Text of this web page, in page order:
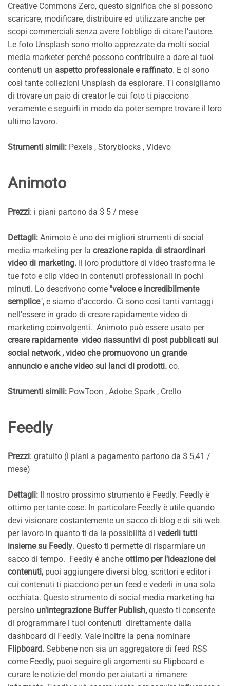
Creative Commons Zero, questo significa che si possono
scaricare, modificare, distribuire ed utilizzare anche per
scopi commerciali senza avere l'obbligo di citare l’autore.
Le foto Unsplash sono molto apprezzate da molti social
media marketer perché possono contribuire a dare ai tuoi
contenuti un aspetto professionale e raffinato. E ci sono
così tante collezioni Unsplash da esplorare. Ti consigliamo
di trovare un paio di creator le cui foto ti piacciono
veramente e seguirli in modo da poter sempre trovare il loro
ultimo lavoro.
Strumenti simili: Pexels , Storyblocks , Videvo
Animoto
Prezzi: i piani partono da $ 5 / mese
Dettagli: Animoto è uno dei migliori strumenti di social
media marketing per la creazione rapida di straordinari
video di marketing. Il loro produttore di video trasforma le
tue foto e clip video in contenuti professionali in pochi
minuti. Lo descrivono come "veloce e incredibilmente
semplice", e siamo d'accordo. Ci sono così tanti vantaggi
nell'essere in grado di creare rapidamente video di
marketing coinvolgenti. Animoto può essere usato per
creare rapidamente video riassuntivi di post pubblicati sui
social network , video che promuovono un grande
annuncio e anche video sui lanci di prodotti. co.
Strumenti simili: PowToon , Adobe Spark , Crello
Feedly
Prezzi: gratuito (i piani a pagamento partono da $ 5,41 /
mese)
Dettagli: Il nostro prossimo strumento è Feedly. Feedly è
ottimo per tante cose. In particolare Feedly è utile quando
devi visionare costantemente un sacco di blog e di siti web
per lavoro in quanto ti da la possibilità di vederli tutti
insieme su Feedly. Questo ti permette di risparmiare un
sacco di tempo. Feedly è anche ottimo per l'ideazione dei
contenuti, puoi aggiungere diversi blog, scrittori e editor i
cui contenuti ti piacciono per un feed e vederli in una sola
occhiata. Questo strumento di social media marketing ha
persino un'integrazione Buffer Publish, questo ti consente
di programmare i tuoi contenuti direttamente dalla
dashboard di Feedly. Vale inoltre la pena nominare
Flipboard. Sebbene non sia un aggregatore di feed RSS
come Feedly, puoi seguire gli argomenti su Flipboard e
curare le notizie del mondo per aiutarti a rimanere